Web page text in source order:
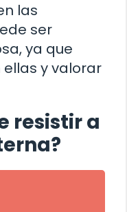
las
ser
ya que
y valorar
resistir a